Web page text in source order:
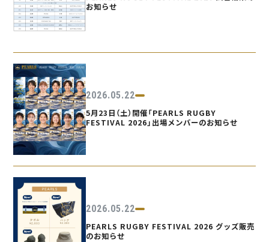
お知らせ
2026.05.22
5月23日（土）開催「PEARLS RUGBY
FESTIVAL 2026」出場メンバーのお知らせ
2026.05.22
PEARLS RUGBY FESTIVAL 2026 グッズ販売
のお知らせ